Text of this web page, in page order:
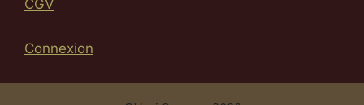
CGV
Connexion
Article ajouté au panier